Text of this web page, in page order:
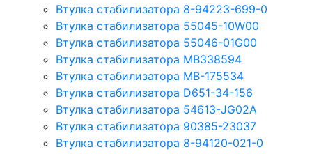
Втулка стабилизатора 8-94223-699-0
Втулка стабилизатора 55045-10W00
Втулка стабилизатора 55046-01G00
Втулка стабилизатора MB338594
Втулка стабилизатора MB-175534
Втулка стабилизатора D651-34-156
Втулка стабилизатора 54613-JG02A
Втулка стабилизатора 90385-23037
Втулка стабилизатора 8-94120-021-0